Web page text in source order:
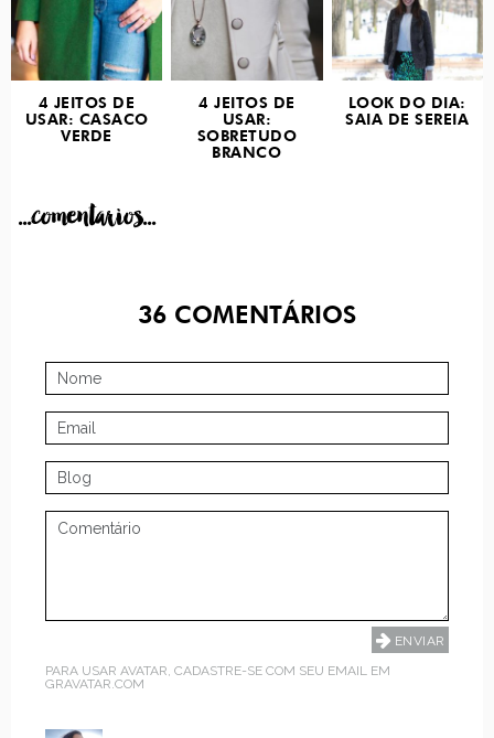
4 JEITOS DE
USAR: CASACO
VERDE
4 JEITOS DE
USAR:
SOBRETUDO
BRANCO
LOOK DO DIA:
SAIA DE SEREIA
...comentarios...
36 COMENTÁRIOS
PARA USAR AVATAR, CADASTRE-SE COM SEU EMAIL EM
GRAVATAR.COM